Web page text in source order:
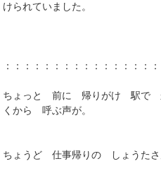
けられていました。
：：：：：：：：：：：：：：：
ちょっと 前に 帰りがけ 駅で
くから 呼ぶ声が。
ちょうど 仕事帰りの しょうたさ